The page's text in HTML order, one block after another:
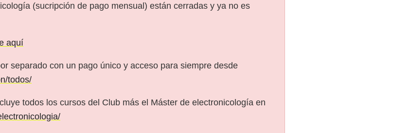
(sucripción de pago mensual) están cerradas y ya no es
aquí
separado con un pago único y acceso para siempre desde
todos/
todos los cursos del Club más el Máster de electronicología en